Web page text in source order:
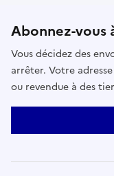
Abonnez-
Vous décidez des
arrêter. Votre
ou revendue à des